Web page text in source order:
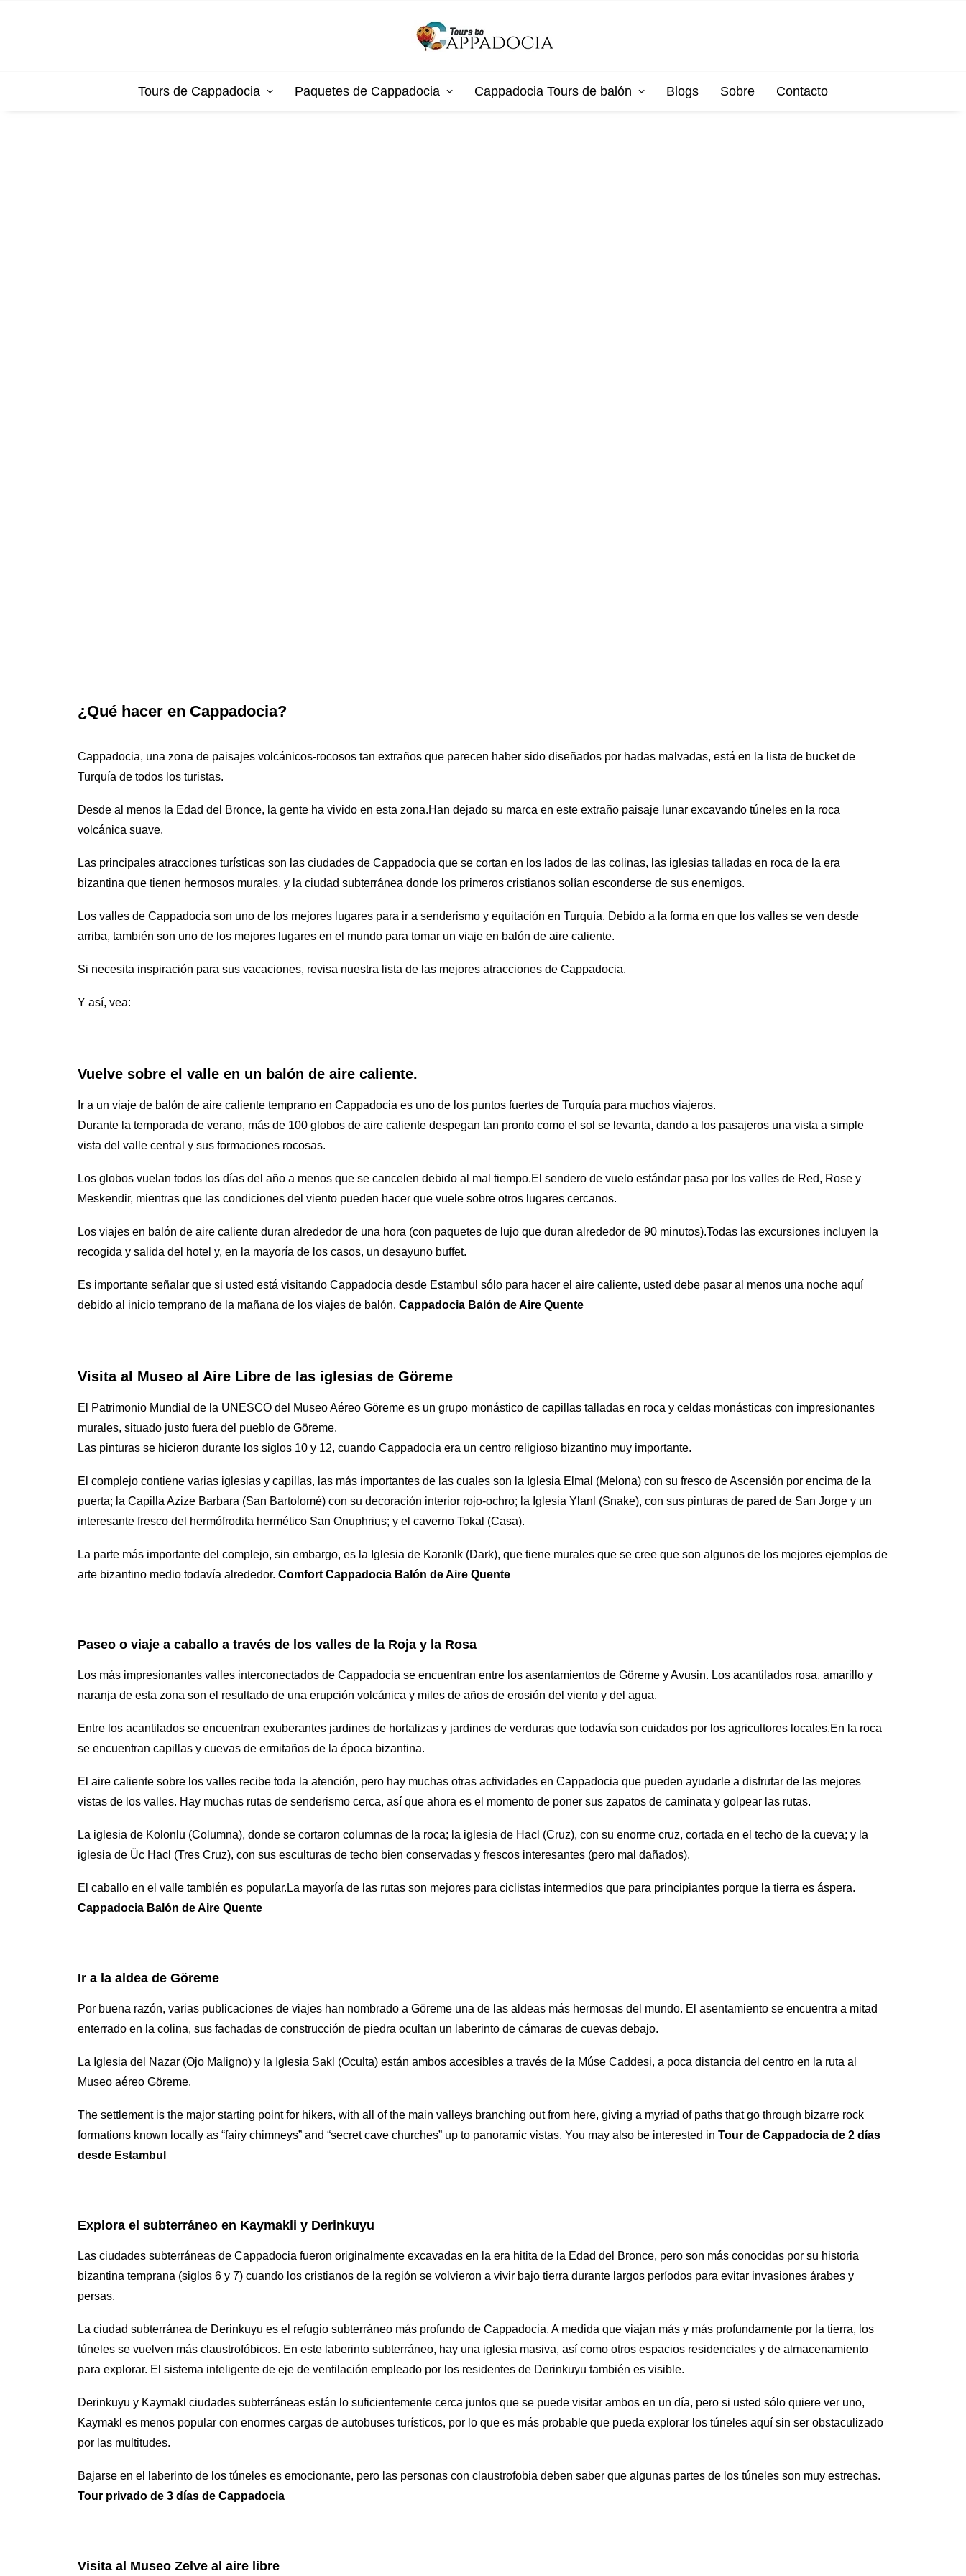
Tours de Cappadocia Paquetes de Cappadocia Cappadocia Tours de balón Blogs Sobre Contacto
¿Qué hacer en Cappadocia?
Cappadocia, una zona de paisajes volcánicos-rocosos tan extraños que parecen haber sido diseñados por hadas malvadas, está en la lista de bucket de
Turquía de todos los turistas.
Desde al menos la Edad del Bronce, la gente ha vivido en esta zona.Han dejado su marca en este extraño paisaje lunar excavando túneles en la roca
volcánica suave.
Las principales atracciones turísticas son las ciudades de Cappadocia que se cortan en los lados de las colinas, las iglesias talladas en roca de la era
bizantina que tienen hermosos murales, y la ciudad subterránea donde los primeros cristianos solían esconderse de sus enemigos.
Los valles de Cappadocia son uno de los mejores lugares para ir a senderismo y equitación en Turquía. Debido a la forma en que los valles se ven desde
arriba, también son uno de los mejores lugares en el mundo para tomar un viaje en balón de aire caliente.
Si necesita inspiración para sus vacaciones, revisa nuestra lista de las mejores atracciones de Cappadocia.
Y así, vea:
Vuelve sobre el valle en un balón de aire caliente.
Ir a un viaje de balón de aire caliente temprano en Cappadocia es uno de los puntos fuertes de Turquía para muchos viajeros.
Durante la temporada de verano, más de 100 globos de aire caliente despegan tan pronto como el sol se levanta, dando a los pasajeros una vista a simple
vista del valle central y sus formaciones rocosas.
Los globos vuelan todos los días del año a menos que se cancelen debido al mal tiempo.El sendero de vuelo estándar pasa por los valles de Red, Rose y
Meskendir, mientras que las condiciones del viento pueden hacer que vuele sobre otros lugares cercanos.
Los viajes en balón de aire caliente duran alrededor de una hora (con paquetes de lujo que duran alrededor de 90 minutos).Todas las excursiones incluyen la
recogida y salida del hotel y, en la mayoría de los casos, un desayuno buffet.
Es importante señalar que si usted está visitando Cappadocia desde Estambul sólo para hacer el aire caliente, usted debe pasar al menos una noche aquí
debido al inicio temprano de la mañana de los viajes de balón. Cappadocia Balón de Aire Quente
Visita al Museo al Aire Libre de las iglesias de Göreme
El Patrimonio Mundial de la UNESCO del Museo Aéreo Göreme es un grupo monástico de capillas talladas en roca y celdas monásticas con impresionantes
murales, situado justo fuera del pueblo de Göreme.
Las pinturas se hicieron durante los siglos 10 y 12, cuando Cappadocia era un centro religioso bizantino muy importante.
El complejo contiene varias iglesias y capillas, las más importantes de las cuales son la Iglesia Elmal (Melona) con su fresco de Ascensión por encima de la
puerta; la Capilla Azize Barbara (San Bartolomé) con su decoración interior rojo-ochro; la Iglesia Ylanl (Snake), con sus pinturas de pared de San Jorge y un
interesante fresco del hermófrodita hermético San Onuphrius; y el caverno Tokal (Casa).
La parte más importante del complejo, sin embargo, es la Iglesia de Karanlk (Dark), que tiene murales que se cree que son algunos de los mejores ejemplos de
arte bizantino medio todavía alrededor. Comfort Cappadocia Balón de Aire Quente
Paseo o viaje a caballo a través de los valles de la Roja y la Rosa
Los más impresionantes valles interconectados de Cappadocia se encuentran entre los asentamientos de Göreme y Avusin. Los acantilados rosa, amarillo y
naranja de esta zona son el resultado de una erupción volcánica y miles de años de erosión del viento y del agua.
Entre los acantilados se encuentran exuberantes jardines de hortalizas y jardines de verduras que todavía son cuidados por los agricultores locales.En la roca
se encuentran capillas y cuevas de ermitaños de la época bizantina.
El aire caliente sobre los valles recibe toda la atención, pero hay muchas otras actividades en Cappadocia que pueden ayudarle a disfrutar de las mejores
vistas de los valles. Hay muchas rutas de senderismo cerca, así que ahora es el momento de poner sus zapatos de caminata y golpear las rutas.
La iglesia de Kolonlu (Columna), donde se cortaron columnas de la roca; la iglesia de Hacl (Cruz), con su enorme cruz, cortada en el techo de la cueva; y la
iglesia de Üc Hacl (Tres Cruz), con sus esculturas de techo bien conservadas y frescos interesantes (pero mal dañados).
El caballo en el valle también es popular.La mayoría de las rutas son mejores para ciclistas intermedios que para principiantes porque la tierra es áspera.
Cappadocia Balón de Aire Quente
Ir a la aldea de Göreme
Por buena razón, varias publicaciones de viajes han nombrado a Göreme una de las aldeas más hermosas del mundo. El asentamiento se encuentra a mitad
enterrado en la colina, sus fachadas de construcción de piedra ocultan un laberinto de cámaras de cuevas debajo.
La Iglesia del Nazar (Ojo Maligno) y la Iglesia Sakl (Oculta) están ambos accesibles a través de la Múse Caddesi, a poca distancia del centro en la ruta al
Museo aéreo Göreme.
The settlement is the major starting point for hikers, with all of the main valleys branching out from here, giving a myriad of paths that go through bizarre rock
formations known locally as “fairy chimneys” and “secret cave churches” up to panoramic vistas. You may also be interested in Tour de Cappadocia de 2 días
desde Estambul
Explora el subterráneo en Kaymakli y Derinkuyu
Las ciudades subterráneas de Cappadocia fueron originalmente excavadas en la era hitita de la Edad del Bronce, pero son más conocidas por su historia
bizantina temprana (siglos 6 y 7) cuando los cristianos de la región se volvieron a vivir bajo tierra durante largos períodos para evitar invasiones árabes y
persas.
La ciudad subterránea de Derinkuyu es el refugio subterráneo más profundo de Cappadocia. A medida que viajan más y más profundamente por la tierra, los
túneles se vuelven más claustrofóbicos. En este laberinto subterráneo, hay una iglesia masiva, así como otros espacios residenciales y de almacenamiento
para explorar. El sistema inteligente de eje de ventilación empleado por los residentes de Derinkuyu también es visible.
Derinkuyu y Kaymakl ciudades subterráneas están lo suficientemente cerca juntos que se puede visitar ambos en un día, pero si usted sólo quiere ver uno,
Kaymakl es menos popular con enormes cargas de autobuses turísticos, por lo que es más probable que pueda explorar los túneles aquí sin ser obstaculizado
por las multitudes.
Bajarse en el laberinto de los túneles es emocionante, pero las personas con claustrofobia deben saber que algunas partes de los túneles son muy estrechas.
Tour privado de 3 días de Cappadocia
Visita al Museo Zelve al aire libre